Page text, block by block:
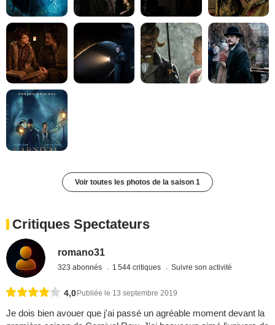
Voir toutes les photos de la saison 1
Critiques Spectateurs
romano31
323 abonnés 1 544 critiques Suivre son activité
4,0Publiée le 13 septembre 2019
Je dois bien avouer que j'ai passé un agréable moment devant la